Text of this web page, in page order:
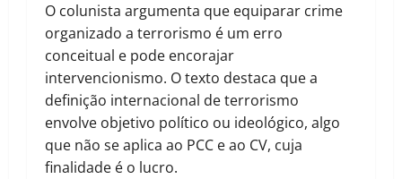
O colunista argumenta que equiparar crime
organizado a terrorismo é um erro
conceitual e pode encorajar
intervencionismo. O texto destaca que a
definição internacional de terrorismo
envolve objetivo político ou ideológico, algo
que não se aplica ao PCC e ao CV, cuja
finalidade é o lucro.